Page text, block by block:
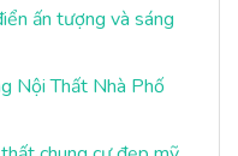
ấn tượng và sáng
Nội Thất Nhà Phố